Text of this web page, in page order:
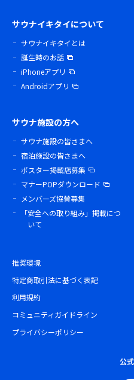
サウナイキタイについて
サウナイキタイとは
誕生時のお話
iPhoneアプリ
Androidアプリ
サウナ施設の方へ
サウナ施設の皆さまへ
宿泊施設の皆さまへ
ポスター掲載店募集
マナーPOPダウンロード
メンバーズ協賛募集
「安全への取り組み」掲載につ
いて
推奨環境
特定商取引法に基づく表記
利用規約
コミュニティガイドライン
プライバシーポリシー
公